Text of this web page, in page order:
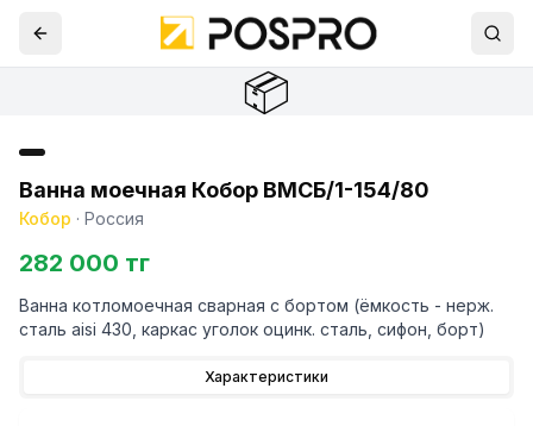
📦
Ванна моечная Кобор ВМСБ/1-154/80
Кобор · Россия
282 000 тг
Ванна котломоечная сварная с бортом (ёмкость - нерж.
сталь aisi 430, каркас уголок оцинк. сталь, сифон, борт)
Характеристики